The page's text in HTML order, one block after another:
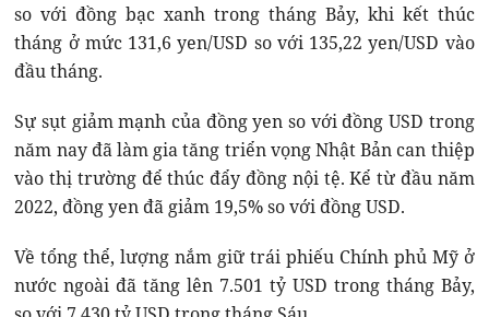
so với đồng bạc xanh trong tháng Bảy, khi kết thúc
tháng ở mức 131,6 yen/USD so với 135,22 yen/USD vào
đầu tháng.
Sự sụt giảm mạnh của đồng yen so với đồng USD trong
năm nay đã làm gia tăng triển vọng Nhật Bản can thiệp
vào thị trường để thúc đẩy đồng nội tệ. Kể từ đầu năm
2022, đồng yen đã giảm 19,5% so với đồng USD.
Về tổng thể, lượng nắm giữ trái phiếu Chính phủ Mỹ ở
nước ngoài đã tăng lên 7.501 tỷ USD trong tháng Bảy,